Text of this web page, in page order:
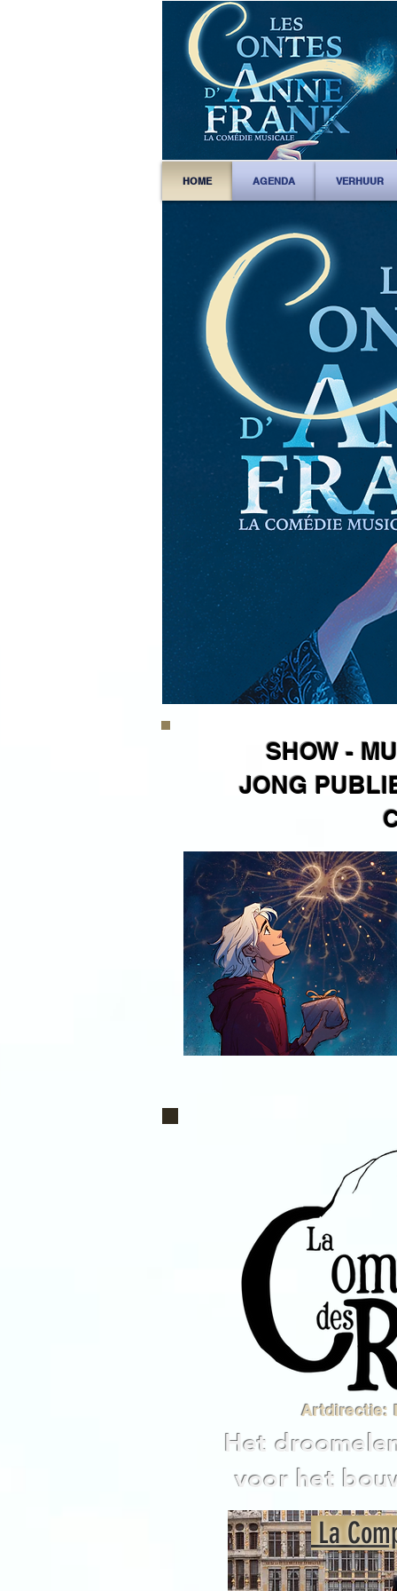
HOME AGENDA VERHUUR
SHOW -
JONG
Artdirectie:
Het
voor het
La